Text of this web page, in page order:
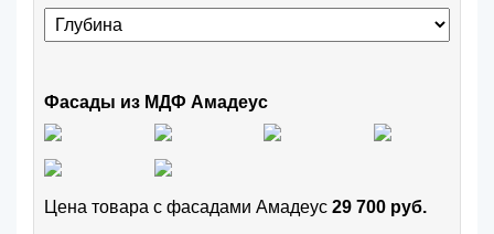
Фасады из МДФ Амадеус
Цена товара с фасадами Амадеус 29 700 руб.